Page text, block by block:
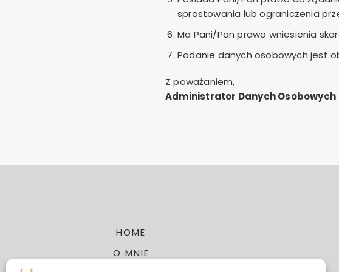
sprostowania lub ograniczenia
Ma Pani/Pan prawo wniesienia
Podanie danych osobowych jest
Z poważaniem,
Administrator Danych Osobowych
HOME
O MNIE